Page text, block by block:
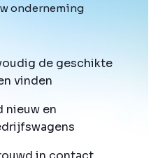
onderneming
de geschikte
vinden
nieuw en